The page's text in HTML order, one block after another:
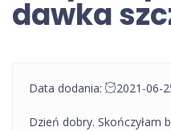
dawka
Data dodania: 2021-06-
Dzień dobry. Skończyłam